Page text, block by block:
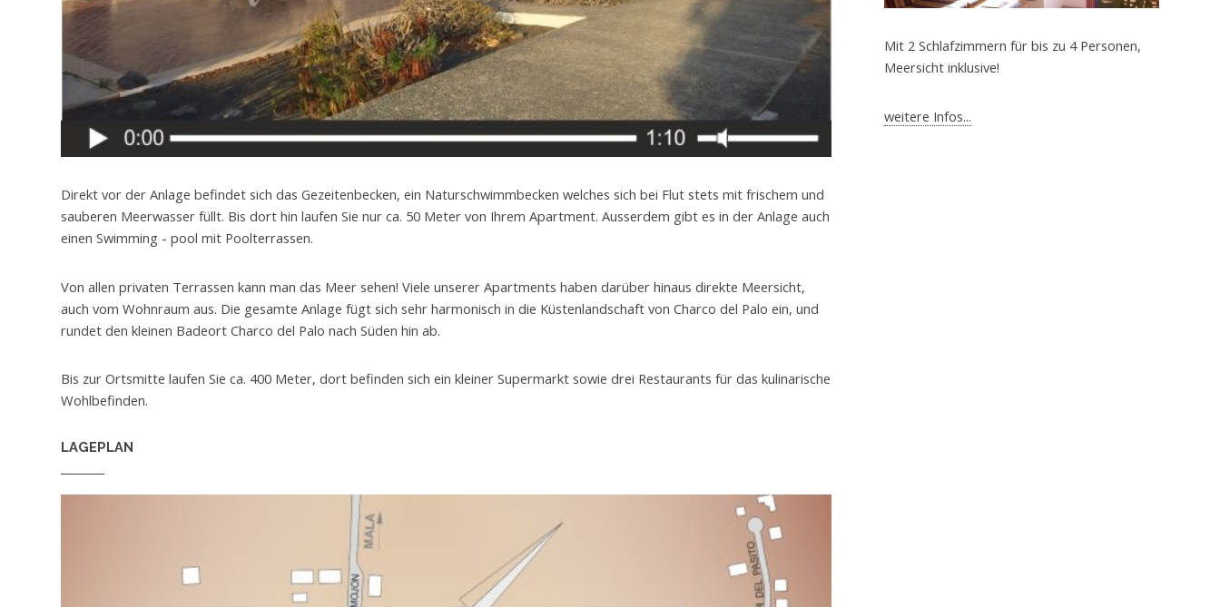
Direkt vor der Anlage befindet sich das Gezeitenbecken, ein Naturschwimmbecken welches sich bei Flut stets mit frischem und
sauberen Meerwasser füllt. Bis dort hin laufen Sie nur ca. 50 Meter von Ihrem Apartment. Ausserdem gibt es in der Anlage auch
einen Swimming - pool mit Poolterrassen.
Von allen privaten Terrassen kann man das Meer sehen! Viele unserer Apartments haben darüber hinaus direkte Meersicht,
auch vom Wohnraum aus. Die gesamte Anlage fügt sich sehr harmonisch in die Küstenlandschaft von Charco del Palo ein, und
rundet den kleinen Badeort Charco del Palo nach Süden hin ab.
Bis zur Ortsmitte laufen Sie ca. 400 Meter, dort befinden sich ein kleiner Supermarkt sowie drei Restaurants für das kulinarische
Wohlbefinden.
LAGEPLAN
Mit 2 Schlafzimmern für bis zu 4 Personen,
Meersicht inklusive!
weitere Infos...